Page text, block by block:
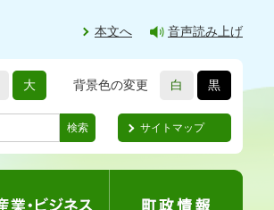
本文へ 音声読み上げ
大 背景色の変更 白 黒
検索 サイトマップ